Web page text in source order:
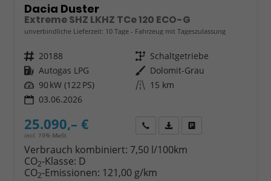
Dacia Duster
Extreme SHZ LKHZ TCe 120 ECO-G
unverbindliche Lieferzeit: 10 Tage Fahrzeug mit Tageszulassung
Fahrzeugnr. 20188 Getriebe Schaltgetriebe
Kraftstoff Autogas LPG Außenfarbe Dolomit-Grau
Leistung 90 kW (122 PS) Kilometerstand 15 km
03.06.2026
25.090,– €
incl. 19% MwSt.
Wir rufen Sie anFahrzeugexposé (PDF)
Verbrauch kombiniert: 7,50 l/100km
CO2-Klasse: D
CO2-Emissionen: 121,00 g/km